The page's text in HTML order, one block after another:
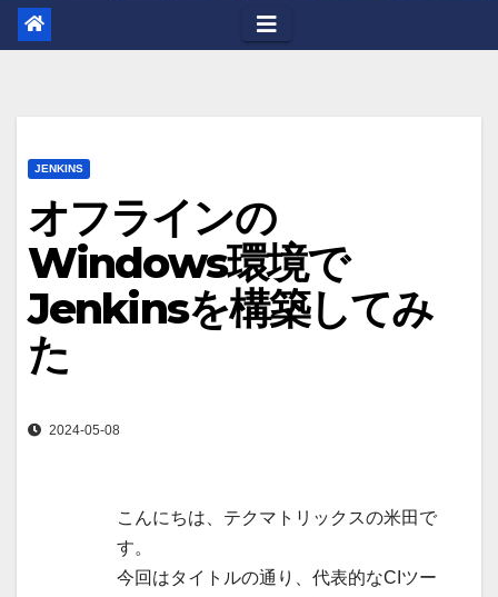
JENKINS
オフラインの
Windows環境で
Jenkinsを構築してみ
た
2024-05-08
こんにちは、テクマトリックスの米田で
す。
今回はタイトルの通り、代表的なCIツー